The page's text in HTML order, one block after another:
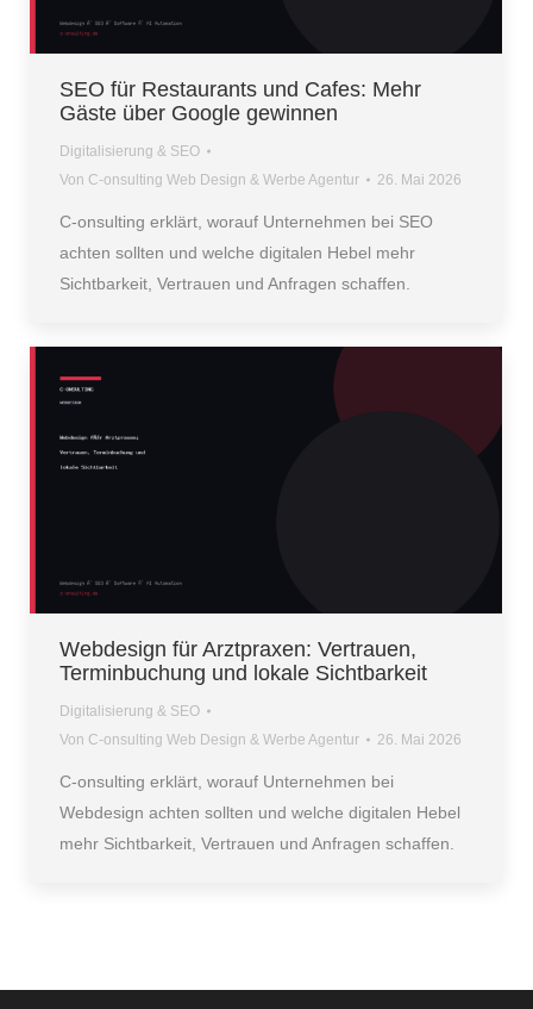
SEO für Restaurants und Cafes: Mehr
Gäste über Google gewinnen
Digitalisierung & SEO
Von C-onsulting Web Design & Werbe Agentur 26. Mai 2026
C-onsulting erklärt, worauf Unternehmen bei SEO
achten sollten und welche digitalen Hebel mehr
Sichtbarkeit, Vertrauen und Anfragen schaffen.
Webdesign für Arztpraxen: Vertrauen,
Terminbuchung und lokale Sichtbarkeit
Digitalisierung & SEO
Von C-onsulting Web Design & Werbe Agentur 26. Mai 2026
C-onsulting erklärt, worauf Unternehmen bei
Webdesign achten sollten und welche digitalen Hebel
mehr Sichtbarkeit, Vertrauen und Anfragen schaffen.